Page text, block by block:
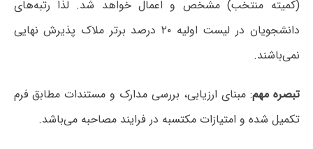
(کمیته منتخب) مشخص و اعمال خواهد شد. لذا رتبه‌های
دانشجویان در لیست اولیه ۲۰ درصد برتر ملاک پذیرش نهایی
نمی‌باشند.
تبصره مهم: مبنای ارزیابی، بررسی مدارک و مستندات مطابق فرم
تکمیل شده و امتیازات مکتسبه در فرایند مصاحبه می‌باشد.